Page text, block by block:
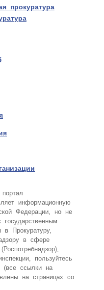
прокуратура
информационную
Федерации, но не
Прокуратуру,
в сфере
пользуйтесь
(все ссылки на
на страницах со